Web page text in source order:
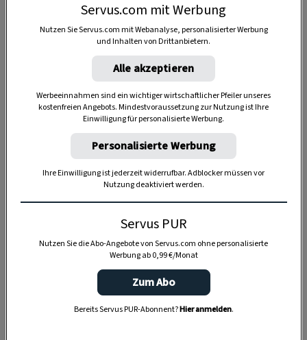
Anzeige
Servus.com mit Werbung
Nutzen Sie Servus.com mit Webanalyse, personalisierter Werbung
und Inhalten von Drittanbietern.
Alle akzeptieren
Werbeeinnahmen sind ein wichtiger wirtschaftlicher Pfeiler unseres
kostenfreien Angebots. Mindestvoraussetzung zur Nutzung ist Ihre
Einwilligung für personalisierte Werbung.
Personalisierte Werbung
Ihre Einwilligung ist jederzeit widerrufbar. Adblocker müssen vor
Nutzung deaktiviert werden.
Servus PUR
Nutzen Sie die Abo-Angebote von Servus.com ohne personalisierte
Werbung ab 0,99 €/Monat
Zum Abo
Bereits Servus PUR-Abonnent?Hier anmelden.